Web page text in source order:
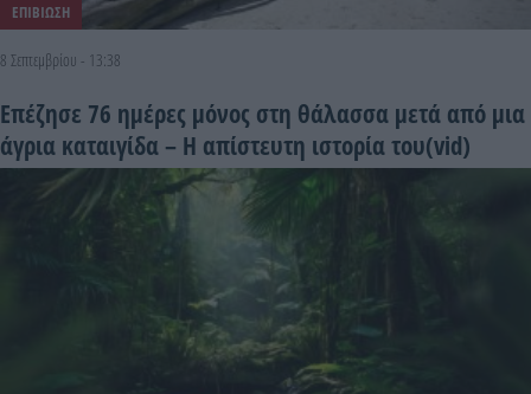
ΕΠΙΒΙΩΣΗ
8 Σεπτεμβρίου - 13:38
Επέζησε 76 ημέρες μόνος στη θάλασσα μετά από μια
άγρια ​​καταιγίδα – Η απίστευτη ιστορία του(vid)